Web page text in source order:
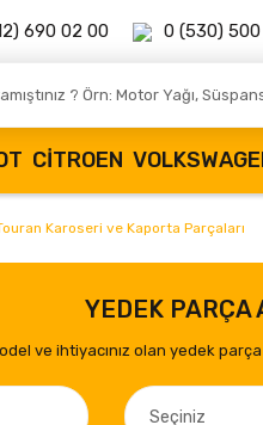
690 02 00 0 (530) 500
CITROEN
Karoseri ve Kaporta Parçaları
YEDEK PARÇA
ve ihtiyacınız olan yedek